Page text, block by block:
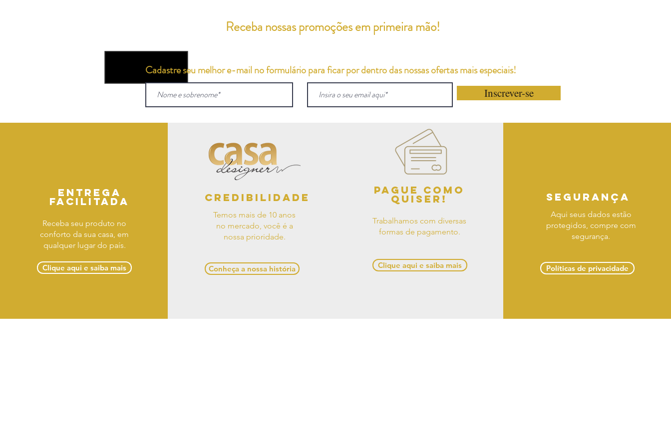
Inscrever-se
Cadastre seu melhor e-mail no formulário para ficar por dentro das nossas ofertas mais especiais!
Receba nossas promoções em primeira mão!
Entrega
facilitada
Receba seu produto no
conforto da sua casa, em
qualquer lugar do país.
Clique aqui e saiba mais
Credibilidade
Temos mais de 10 anos
no mercado, você é a
nossa prioridade.
Conheça a nossa história
Pague como
quiser!
Trabalhamos com diversas
formas de pagamento.
Clique aqui e saiba mais
segurança
Aqui seus dados estão
protegidos, compre com
segurança.
Políticas de privacidade